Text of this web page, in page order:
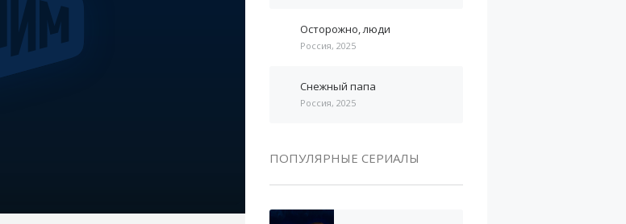
Осторожно, люди
Россия, 2025
Снежный папа
Россия, 2025
ПОПУЛЯРНЫЕ СЕРИАЛЫ